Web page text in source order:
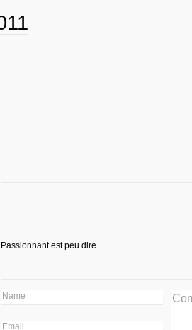
Passionnant est peu dire …